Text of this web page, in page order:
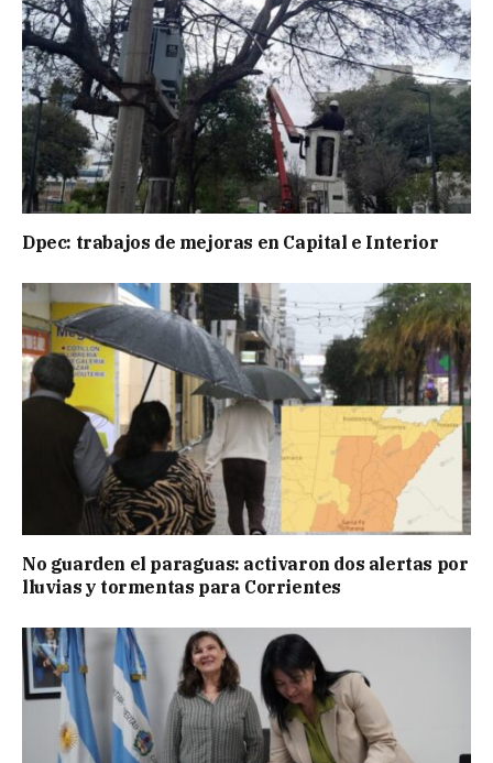
Dpec: trabajos de mejoras en Capital e Interior
No guarden el paraguas: activaron dos alertas por
lluvias y tormentas para Corrientes